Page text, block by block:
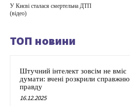
У Києві сталася смертельна ДТП
(відео)
ТОП новини
Штучний інтелект зовсім не вміє
думати: вчені розкрили справжню
правду
16.12.2025